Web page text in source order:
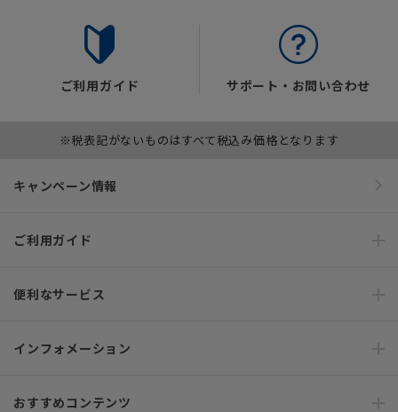
ご利用ガイド サポート・お問い合わせ
※税表記がないものはすべて税込み価格となります
キャンペーン情報
ご利用ガイド
便利なサービス
インフォメーション
おすすめコンテンツ